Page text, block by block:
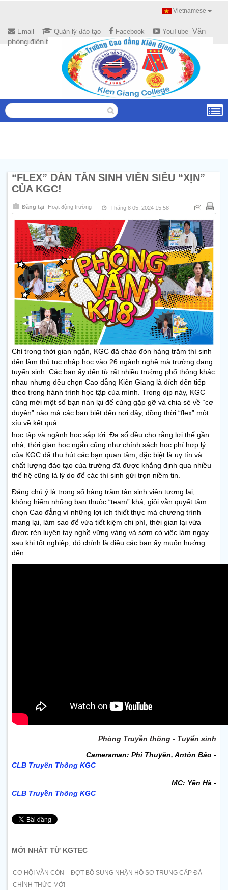
Vietnamese
Email Quản lý đào tạo Facebook YouTube Văn
phòng điện tử
“FLEX” DÀN TÂN SINH VIÊN SIÊU “XỊN”
CỦA KGC!
Đăng tại Hoạt động trường Tháng 8 05, 2024 15:58
Chỉ trong thời gian ngắn, KGC đã chào đón hàng trăm thí sinh
đến làm thủ tục nhập học vào 26 ngành nghề mà trường đang
tuyển sinh. Các bạn ấy đến từ rất nhiều trường phổ thông khác
nhau nhưng đều chọn Cao đẳng Kiên Giang là đích đến tiếp
theo trong hành trình học tập của mình. Trong dịp này, KGC
cũng mời một số bạn nán lại để cùng gặp gỡ và chia sẻ về “cơ
duyên” nào mà các bạn biết đến nơi đây, đồng thời “flex” một
xíu về kết quả
học tập và ngành học sắp tới. Đa số đều cho rằng lợi thế gần
nhà, thời gian học ngắn cũng như chính sách học phí hợp lý
của KGC đã thu hút các bạn quan tâm, đặc biệt là uy tín và
chất lượng đào tạo của trường đã được khẳng định qua nhiều
thế hệ cũng là lý do để các thí sinh gửi trọn niềm tin.
Đáng chú ý là trong số hàng trăm tân sinh viên tương lai,
không hiếm những bạn thuộc “team” khá, giỏi vẫn quyết tâm
chọn Cao đẳng vì những lợi ích thiết thực mà chương trình
mang lại, làm sao để vừa tiết kiệm chi phí, thời gian lại vừa
được rèn luyện tay nghề vững vàng và sớm có việc làm ngay
sau khi tốt nghiệp, đó chính là điều các bạn ấy muốn hướng
đến.
Phòng Truyền thông - Tuyển sinh
Cameraman: Phi Thuyền, Antôn Bảo -
CLB Truyền Thông KGC
MC: Yến Hà -
CLB Truyền Thông KGC
MỚI NHẤT TỪ KGTEC
CƠ HỘI VẪN CÒN – ĐỢT BỔ SUNG NHẬN HỒ SƠ TRUNG CẤP ĐÃ
CHÍNH THỨC MỞ!